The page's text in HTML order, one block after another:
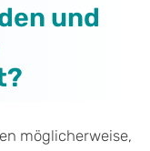
und
möglicherweise,